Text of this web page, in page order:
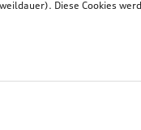
Diese Cookies